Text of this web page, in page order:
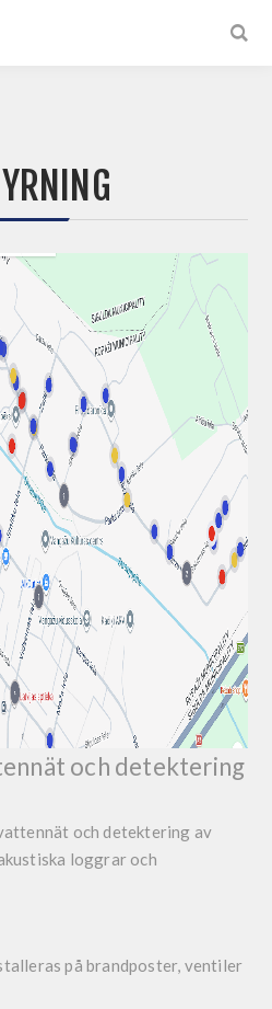
och detektering
och detektering av
loggrar och
på brandposter, ventiler